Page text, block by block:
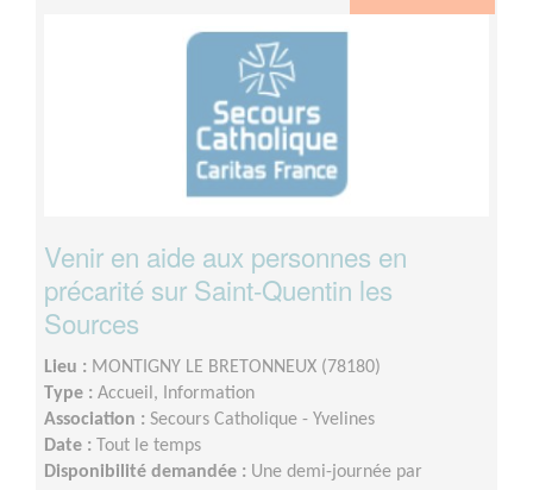
Venir en aide aux personnes en
précarité sur Saint-Quentin les
Sources
Lieu : MONTIGNY LE BRETONNEUX (78180)
Type : Accueil, Information
Association : Secours Catholique - Yvelines
Date :
Tout le temps
Disponibilité demandée : Une demi-journée par